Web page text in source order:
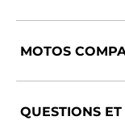
MOTOS
QUESTIONS ET